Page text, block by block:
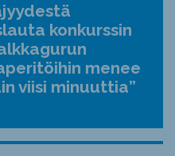
konkurssin
menee
viisi minuuttia”